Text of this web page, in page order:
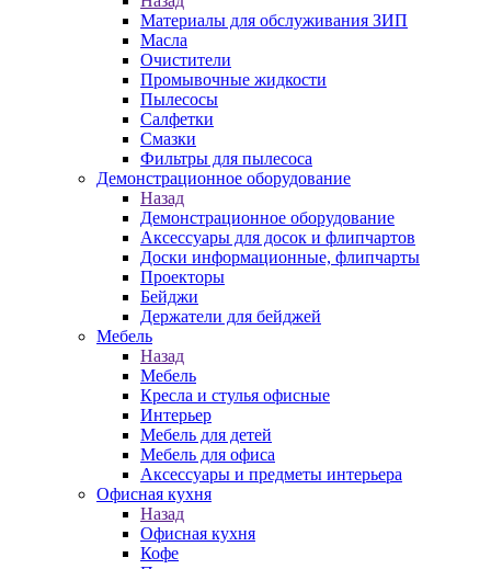
Материалы для обслуживания ЗИП
Масла
Очистители
Промывочные жидкости
Пылесосы
Салфетки
Смазки
Фильтры для пылесоса
Демонстрационное оборудование
Назад
Демонстрационное оборудование
Аксессуары для досок и флипчартов
Доски информационные, флипчарты
Проекторы
Бейджи
Держатели для бейджей
Мебель
Назад
Мебель
Кресла и стулья офисные
Интерьер
Мебель для детей
Мебель для офиса
Аксессуары и предметы интерьера
Офисная кухня
Назад
Офисная кухня
Кофе